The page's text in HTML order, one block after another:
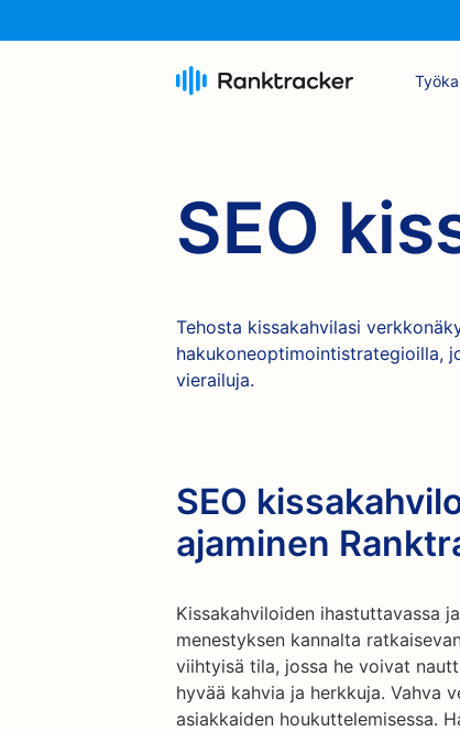
SEO
Tehosta kissakahvilasi
hakukoneoptimointistrategioilla,
vierailuja.
SEO
ajaminen
Kissakahviloiden ihastuttavassa
menestyksen kannalta
viihtyisä tila, jossa he voivat
hyvää kahvia ja herkkuja. Vahva
asiakkaiden houkuttelemisessa.